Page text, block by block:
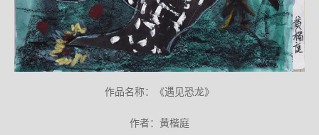
作品名称：《遇见恐龙》
作者：黄楷庭